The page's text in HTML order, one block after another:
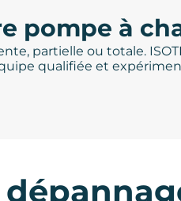
pompe à
partielle ou totale.
qualifiée et